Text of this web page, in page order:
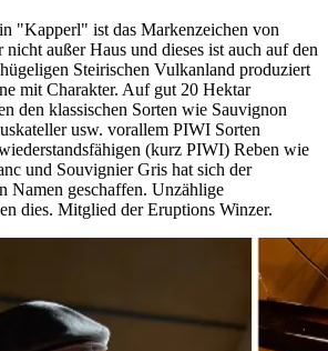
"Kapperl" ist das Markenzeichen von
nicht außer Haus und dieses ist auch auf den
Steirischen Vulkanland produziert
mit Charakter. Auf gut 20 Hektar
den klassischen Sorten wie Sauvignon
usw. vorallem PIWI Sorten
(kurz PIWI) Reben wie
und Souvignier Gris hat sich der
Namen geschaffen. Unzählige
dies. Mitglied der Eruptions Winzer.